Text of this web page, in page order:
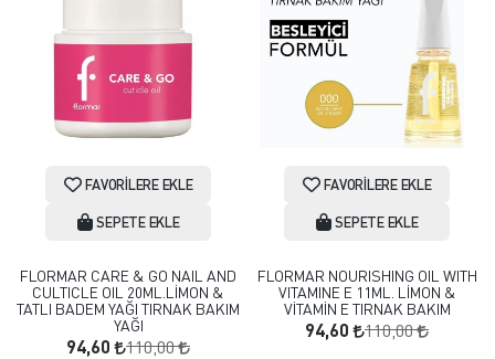
FAVORILERE EKLE
SEPETE EKLE
FLORMAR CARE & GO NAIL AND
CULTICLE OIL 20ML.LİMON &
TATLI BADEM YAĞI TIRNAK BAKIM
YAĞI
94,60 110,00
FAVORILERE EKLE
SEPETE EKLE
FLORMAR NOURISHING OIL WITH
VITAMINE E 11ML. LİMON &
VİTAMİN E TIRNAK BAKIM
94,60 110,00